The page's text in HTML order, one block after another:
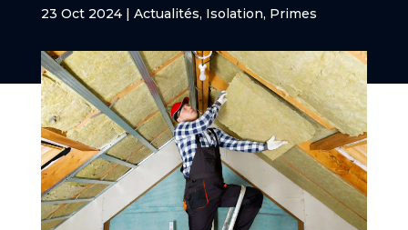
23 Oct 2024| Actualités, Isolation, Primes